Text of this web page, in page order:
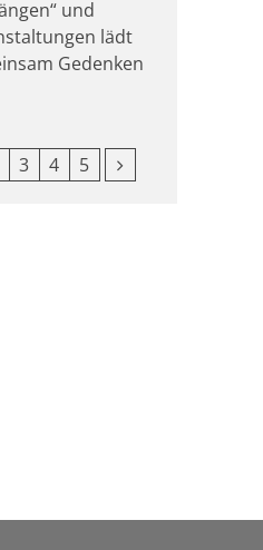
und
lädt
Gedenken
Seite
3 4 5 Nächste Seite